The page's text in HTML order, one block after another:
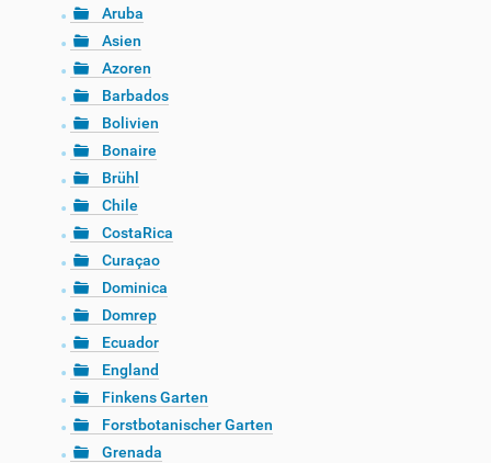
Aruba
Asien
Azoren
Barbados
Bolivien
Bonaire
Brühl
Chile
CostaRica
Curaçao
Dominica
Domrep
Ecuador
England
Finkens Garten
Forstbotanischer Garten
Grenada